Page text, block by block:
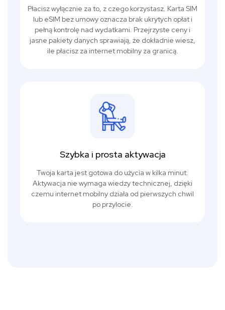
Płacisz wyłącznie za to, z czego korzystasz. Karta SIM
lub eSIM bez umowy oznacza brak ukrytych opłat i
pełną kontrolę nad wydatkami. Przejrzyste ceny i
jasne pakiety danych sprawiają, że dokładnie wiesz,
ile płacisz za internet mobilny za granicą.
Szybka i prosta aktywacja
Twoja karta jest gotowa do użycia w kilka minut.
Aktywacja nie wymaga wiedzy technicznej, dzięki
czemu internet mobilny działa od pierwszych chwil
po przylocie.